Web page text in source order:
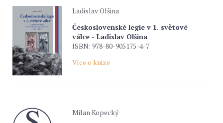
Ladislav Olšina
Československé legie v 1. světové
válce - Ladislav Olšina
ISBN: 978-80-905175-4-7
Více o knize
Milan Kopecký